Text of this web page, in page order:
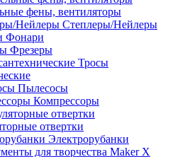
фены, вентиляторы
Степлеры/Нейлеры
Фонари
Фрезеры
Тросы
Пылесосы
Компрессоры
отвертки
Электрорубанки